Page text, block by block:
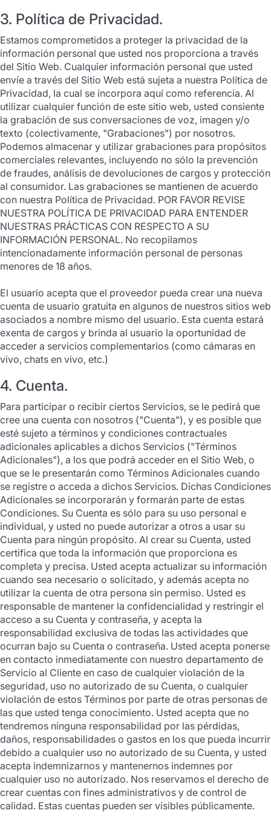
3. Política de Privacidad.
Estamos comprometidos a proteger la privacidad de la
información personal que usted nos proporciona a través
del Sitio Web. Cualquier información personal que usted
envíe a través del Sitio Web está sujeta a nuestra Política de
Privacidad, la cual se incorpora aquí como referencia. Al
utilizar cualquier función de este sitio web, usted consiente
la grabación de sus conversaciones de voz, imagen y/o
texto (colectivamente, "Grabaciones") por nosotros.
Podemos almacenar y utilizar grabaciones para propósitos
comerciales relevantes, incluyendo no sólo la prevención
de fraudes, análisis de devoluciones de cargos y protección
al consumidor. Las grabaciones se mantienen de acuerdo
con nuestra Política de Privacidad. POR FAVOR REVISE
NUESTRA POLÍTICA DE PRIVACIDAD PARA ENTENDER
NUESTRAS PRÁCTICAS CON RESPECTO A SU
INFORMACIÓN PERSONAL. No recopilamos
intencionadamente información personal de personas
menores de 18 años.
El usuario acepta que el proveedor pueda crear una nueva
cuenta de usuario gratuita en algunos de nuestros sitios web
asociados a nombre mismo del usuario. Esta cuenta estará
exenta de cargos y brinda al usuario la oportunidad de
acceder a servicios complementarios (como cámaras en
vivo, chats en vivo, etc.)
4. Cuenta.
Para participar o recibir ciertos Servicios, se le pedirá que
cree una cuenta con nosotros ("Cuenta"), y es posible que
esté sujeto a términos y condiciones contractuales
adicionales aplicables a dichos Servicios ("Términos
Adicionales"), a los que podrá acceder en el Sitio Web, o
que se le presentarán como Términos Adicionales cuando
se registre o acceda a dichos Servicios. Dichas Condiciones
Adicionales se incorporarán y formarán parte de estas
Condiciones. Su Cuenta es sólo para su uso personal e
individual, y usted no puede autorizar a otros a usar su
Cuenta para ningún propósito. Al crear su Cuenta, usted
certifica que toda la información que proporciona es
completa y precisa. Usted acepta actualizar su información
cuando sea necesario o solicitado, y además acepta no
utilizar la cuenta de otra persona sin permiso. Usted es
responsable de mantener la confidencialidad y restringir el
acceso a su Cuenta y contraseña, y acepta la
responsabilidad exclusiva de todas las actividades que
ocurran bajo su Cuenta o contraseña. Usted acepta ponerse
en contacto inmediatamente con nuestro departamento de
Servicio al Cliente en caso de cualquier violación de la
seguridad, uso no autorizado de su Cuenta, o cualquier
violación de estos Términos por parte de otras personas de
las que usted tenga conocimiento. Usted acepta que no
tendremos ninguna responsabilidad por las pérdidas,
daños, responsabilidades o gastos en los que pueda incurrir
debido a cualquier uso no autorizado de su Cuenta, y usted
acepta indemnizarnos y mantenernos indemnes por
cualquier uso no autorizado. Nos reservamos el derecho de
crear cuentas con fines administrativos y de control de
calidad. Estas cuentas pueden ser visibles públicamente.